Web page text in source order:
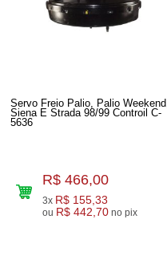
Servo Freio Palio, Palio Weekend,
Siena E Strada 98/99 Controil C-
5636
R$ 466,00
3x R$ 155,33
ou R$ 442,70 no pix